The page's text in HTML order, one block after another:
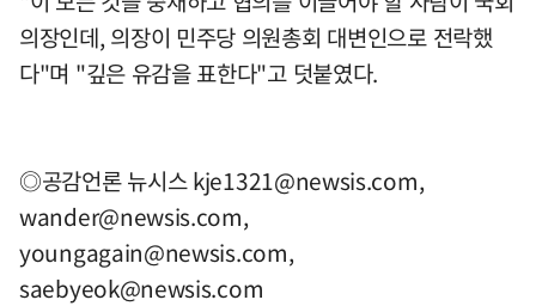
의장인데, 의장이 민주당 의원총회 대변인으로 전락했
다"며 "깊은 유감을 표한다"고 덧붙였다.
◎공감언론 뉴시스kje1321@newsis.com,
wander@newsis.com,
youngagain@newsis.com,
saebyeok@newsis.com